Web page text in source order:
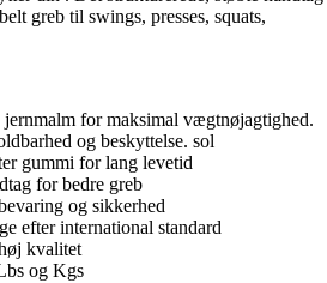
greb til swings, presses, squats,
for maksimal vægtnøjagtighed.
og beskyttelse. sol
gummi for lang levetid
for bedre greb
og sikkerhed
efter international standard
kvalitet
og Kgs